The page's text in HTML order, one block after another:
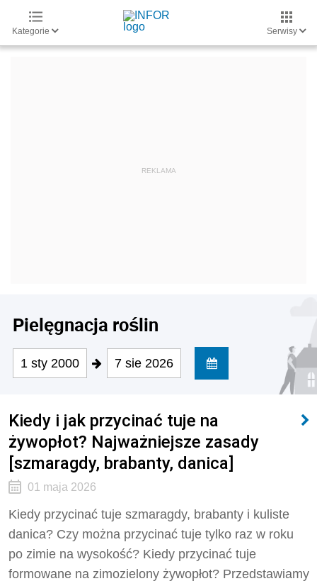
Kategorie Serwisy
Pielęgnacja roślin
1 sty 2000 7 sie 2026
Kiedy i jak przycinać tuje na
żywopłot? Najważniejsze zasady
[szmaragdy, brabanty, danica]
01 maja 2026
Kiedy przycinać tuje szmaragdy, brabanty i kuliste
danica? Czy można przycinać tuje tylko raz w roku
po zimie na wysokość? Kiedy przycinać tuje
formowane na zimozielony żywopłot? Przedstawiamy